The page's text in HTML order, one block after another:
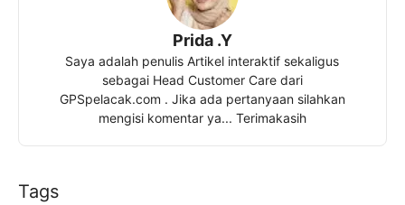
Prida .Y
Saya adalah penulis Artikel interaktif sekaligus
sebagai Head Customer Care dari
GPSpelacak.com . Jika ada pertanyaan silahkan
mengisi komentar ya... Terimakasih
Tags